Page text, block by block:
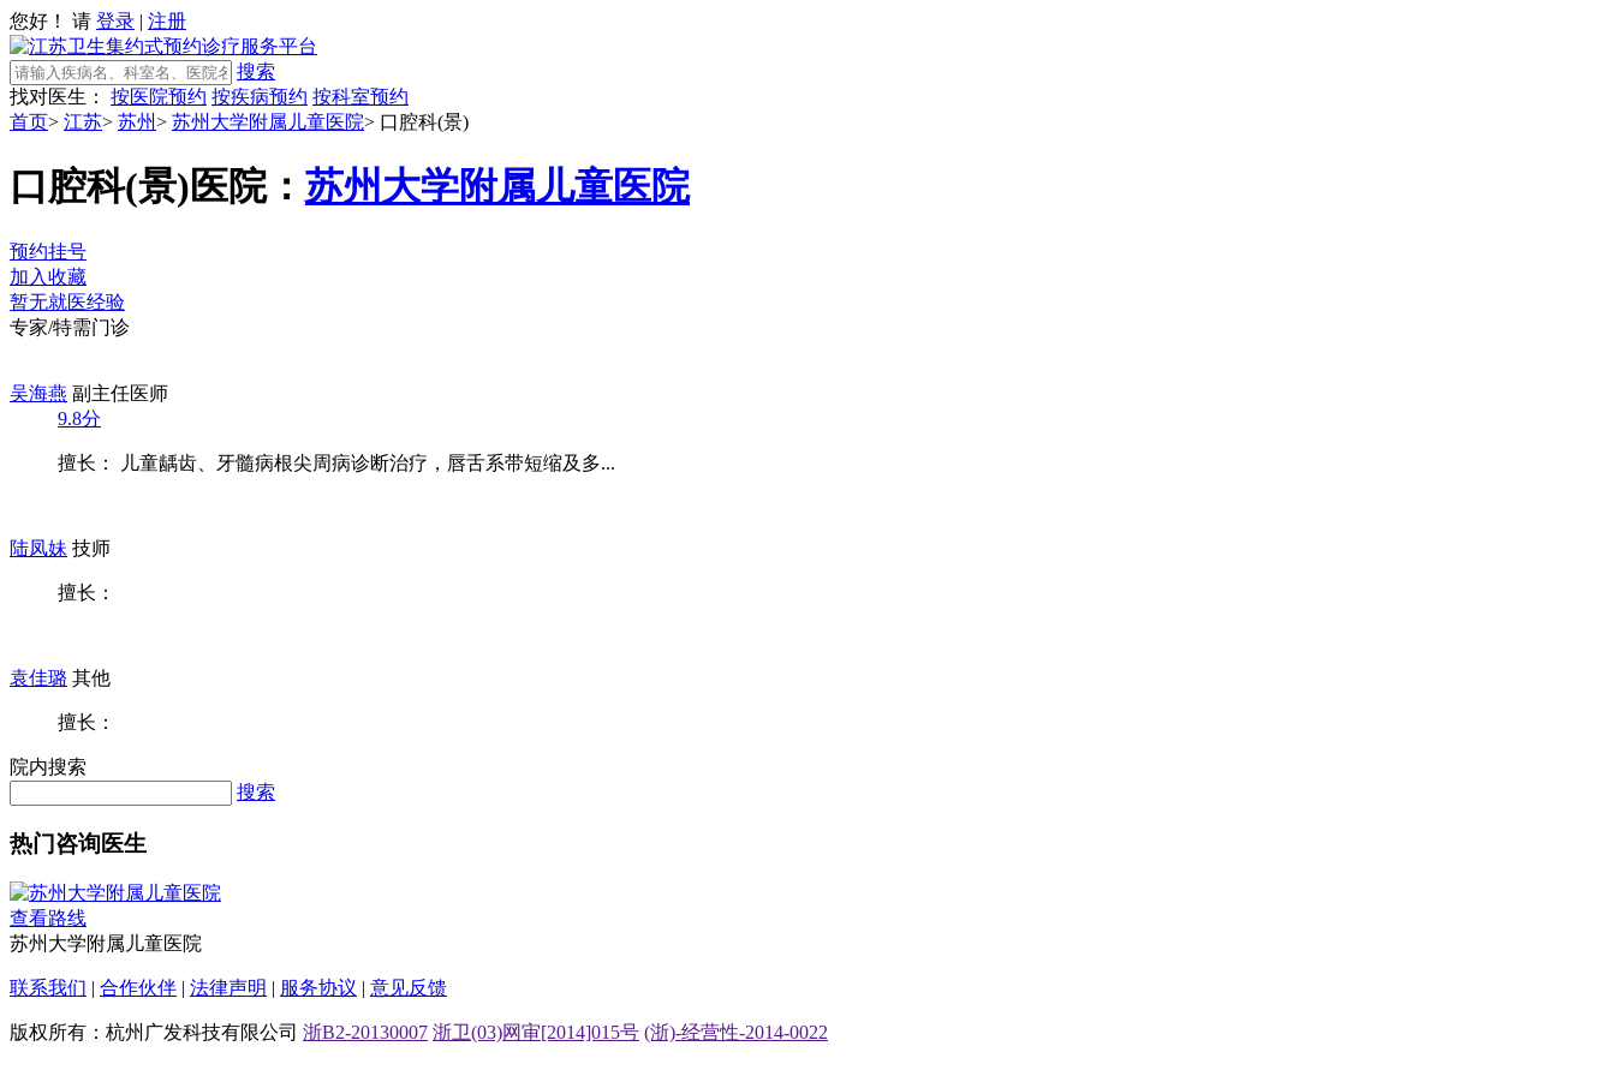
您好！ 请 登录 | 注册
搜索
找对医生：
按医院预约 按疾病预约 按科室预约
首页> 江苏> 苏州> 苏州大学附属儿童医院> 口腔科(景)
口腔科(景)医院： 苏州大学附属儿童医院
预约挂号
加入收藏
暂无就医经验
专家/特需门诊
吴海燕 副主任医师
9.8分
擅长： 儿童龋齿、牙髓病根尖周病诊断治疗，唇舌系带短缩及多...
陆凤妹 技师
擅长：
袁佳璐 其他
擅长：
院内搜索
搜索
热门咨询医生
查看路线
苏州大学附属儿童医院
联系我们 | 合作伙伴 | 法律声明 | 服务协议 | 意见反馈
版权所有：杭州广发科技有限公司 浙B2-20130007 浙卫(03)网审[2014]015号 (浙)-经营性-2014-0022